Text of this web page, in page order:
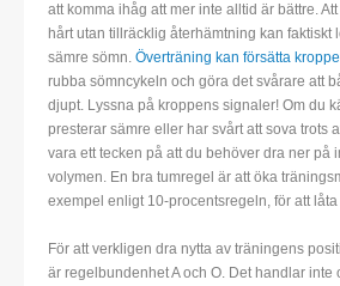
att komma ihåg att mer inte alltid är bättre.
hårt utan tillräcklig återhämtning kan faktiskt
sämre sömn. Överträning kan försätta
rubba sömncykeln och göra det svårare att
djupt. Lyssna på kroppens signaler! Om du
presterar sämre eller har svårt att sova trots
vara ett tecken på att du behöver dra ner på
volymen. En bra tumregel är att öka
exempel enligt 10-procentsregeln, för att
För att verkligen dra nytta av träningens
är regelbundenhet A och O. Det handlar inte